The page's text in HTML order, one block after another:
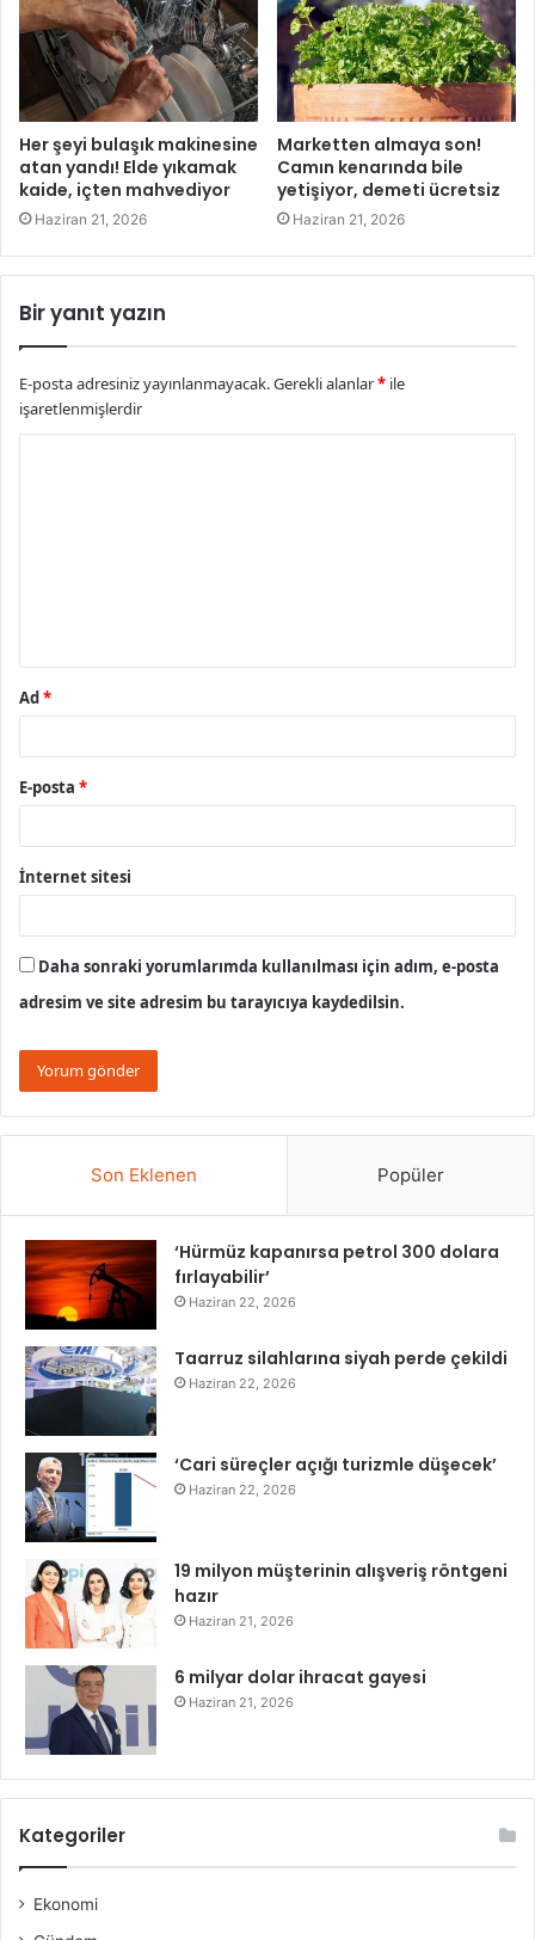
Her şeyi bulaşık makinesine
atan yandı! Elde yıkamak
kaide, içten mahvediyor
Haziran 21, 2026
Marketten almaya son!
Camın kenarında bile
yetişiyor, demeti ücretsiz
Haziran 21, 2026
Bir yanıt yazın
E-posta adresiniz yayınlanmayacak.Gerekli alanlar* ile
işaretlenmişlerdir
Ad*
E-posta *
İnternet sitesi
Daha sonraki yorumlarımda kullanılması için adım, e-posta
adresim ve site adresim bu tarayıcıya kaydedilsin.
Son Eklenen Popüler
‘Hürmüz kapanırsa petrol 300 dolara
fırlayabilir’
Haziran 22, 2026
Taarruz silahlarına siyah perde çekildi
Haziran 22, 2026
‘Cari süreçler açığı turizmle düşecek’
Haziran 22, 2026
19 milyon müşterinin alışveriş röntgeni
hazır
Haziran 21, 2026
6 milyar dolar ihracat gayesi
Haziran 21, 2026
Kategoriler
Ekonomi